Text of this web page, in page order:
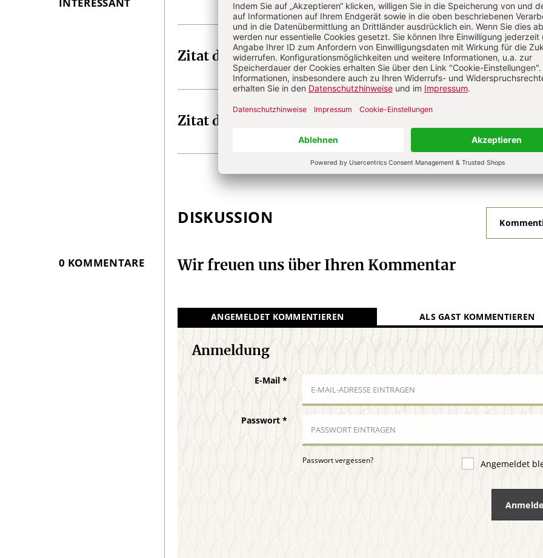
INTERESSANT
Zitat der Woche
Zitat der Woche
DISKUSSION
0 KOMMENTARE Wir freuen uns über Ihren Kommentar
ANGEMELDET KOMMENTIEREN ALS GAST KOMMENTIEREN
Anmeldung
E-Mail *
Passwort*
Passwort vergessen? Angemeldet